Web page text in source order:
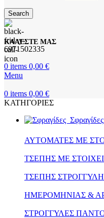
Search
ΚΑΛΕΣΤΕ ΜΑΣ
6971502335
0 items 0,00 €
Menu
0 items 0,00 €
ΚΑΤΗΓΟΡΙΕΣ
Σφραγίδες
ΑΥΤΟΜΑΤΕΣ ΜΕ
ΤΣΕΠΗΣ ΜΕ
ΤΣΕΠΗΣ
ΗΜΕΡΟΜΗΝΙΑΣ &
ΣΤΡΟΓΓΥΛΕΣ